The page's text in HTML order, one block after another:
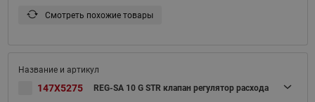
Смотреть похожие товары
147X5275 REG-SA 10 G STR клапан регулятор расхода